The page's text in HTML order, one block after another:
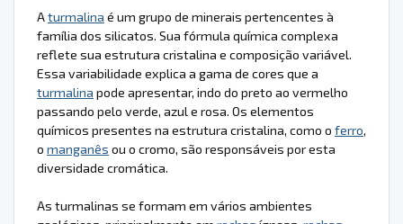
Aturmalina é um grupo de minerais pertencentes à
família dos silicatos. Sua fórmula química complexa
reflete sua estrutura cristalina e composição variável.
Essa variabilidade explica a gama de cores que a
turmalina pode apresentar, indo do preto ao vermelho
passando pelo verde, azul e rosa. Os elementos
químicos presentes na estrutura cristalina, como o ferro,
o manganês ou o cromo, são responsáveis por esta
diversidade cromática.
As turmalinas se formam em vários ambientes